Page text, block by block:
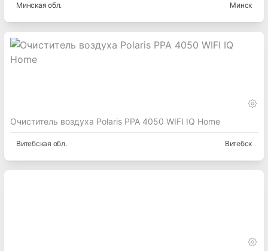
Минская обл. Минск
Очиститель воздуха Polaris PPA 4050 WIFI IQ Home
Витебская обл. Витебск